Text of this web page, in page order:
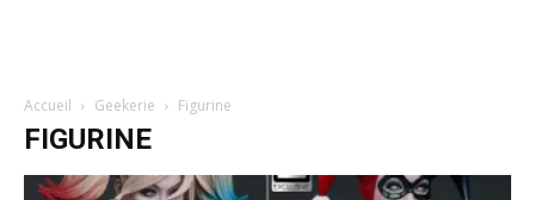
Accueil Geekerie Figurine
FIGURINE